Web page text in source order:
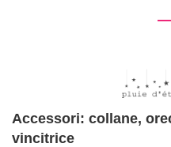
Accessori: collane,
vincitrice